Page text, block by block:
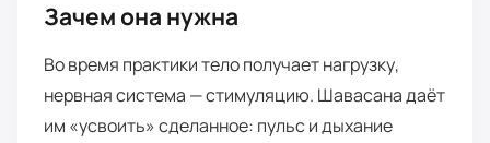
Зачем она нужна
Во время практики тело получает нагрузку,
нервная система — стимуляцию. Шавасана даёт
им «усвоить» сделанное: пульс и дыхание